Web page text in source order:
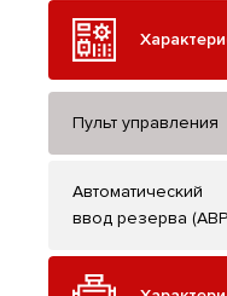
Пульт управления
Автоматический
ввод резерва